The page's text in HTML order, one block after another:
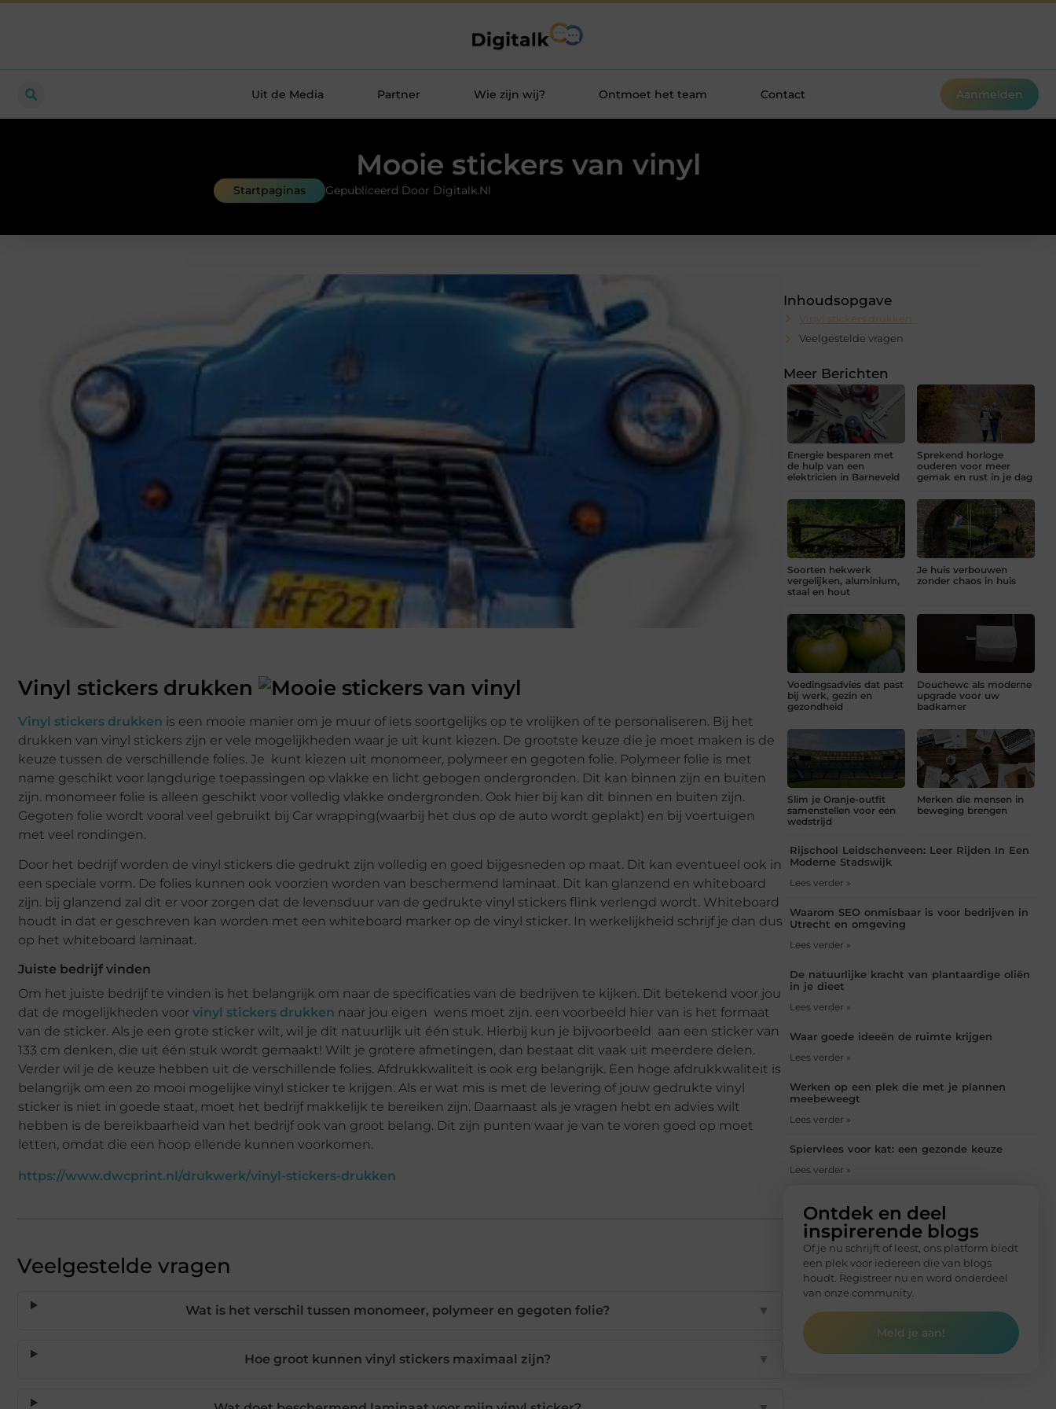
Uit de Media Partner Wie zijn wij? Ontmoet het team Contact Aanmelden
Mooie stickers van vinyl
Startpaginas Gepubliceerd Door Digitalk.nl
Vinyl stickers drukken
Vinyl stickers drukken is een mooie manier om je muur of iets soortgelijks op te vrolijken of te personaliseren. Bij het
drukken van vinyl stickers zijn er vele mogelijkheden waar je uit kunt kiezen. De grootste keuze die je moet maken is de
keuze tussen de verschillende folies. Je kunt kiezen uit monomeer, polymeer en gegoten folie. Polymeer folie is met
name geschikt voor langdurige toepassingen op vlakke en licht gebogen ondergronden. Dit kan binnen zijn en buiten
zijn. monomeer folie is alleen geschikt voor volledig vlakke ondergronden. Ook hier bij kan dit binnen en buiten zijn.
Gegoten folie wordt vooral veel gebruikt bij Car wrapping(waarbij het dus op de auto wordt geplakt) en bij voertuigen
met veel rondingen.
Door het bedrijf worden de vinyl stickers die gedrukt zijn volledig en goed bijgesneden op maat. Dit kan eventueel ook in
een speciale vorm. De folies kunnen ook voorzien worden van beschermend laminaat. Dit kan glanzend en whiteboard
zijn. bij glanzend zal dit er voor zorgen dat de levensduur van de gedrukte vinyl stickers flink verlengd wordt. Whiteboard
houdt in dat er geschreven kan worden met een whiteboard marker op de vinyl sticker. In werkelijkheid schrijf je dan dus
op het whiteboard laminaat.
Juiste bedrijf vinden
Om het juiste bedrijf te vinden is het belangrijk om naar de specificaties van de bedrijven te kijken. Dit betekend voor jou
dat de mogelijkheden voor vinyl stickers drukken naar jou eigen wens moet zijn. een voorbeeld hier van is het formaat
van de sticker. Als je een grote sticker wilt, wil je dit natuurlijk uit één stuk. Hierbij kun je bijvoorbeeld aan een sticker van
133 cm denken, die uit één stuk wordt gemaakt! Wilt je grotere afmetingen, dan bestaat dit vaak uit meerdere delen.
Verder wil je de keuze hebben uit de verschillende folies. Afdrukkwaliteit is ook erg belangrijk. Een hoge afdrukkwaliteit is
belangrijk om een zo mooi mogelijke vinyl sticker te krijgen. Als er wat mis is met de levering of jouw gedrukte vinyl
sticker is niet in goede staat, moet het bedrijf makkelijk te bereiken zijn. Daarnaast als je vragen hebt en advies wilt
hebben is de bereikbaarheid van het bedrijf ook van groot belang. Dit zijn punten waar je van te voren goed op moet
letten, omdat die een hoop ellende kunnen voorkomen.
https://www.dwcprint.nl/drukwerk/vinyl-stickers-drukken
Veelgestelde vragen
Wat is het verschil tussen monomeer, polymeer en gegoten folie? ▼
Hoe groot kunnen vinyl stickers maximaal zijn? ▼
Inhoudsopgave
Vinyl stickers drukken
Veelgestelde vragen
Meer Berichten
Energie besparen met
de hulp van een
elektricien in Barneveld
Sprekend horloge
ouderen voor meer
gemak en rust in je dag
Soorten hekwerk
vergelijken, aluminium,
staal en hout
Je huis verbouwen
zonder chaos in huis
Voedingsadvies dat past
bij werk, gezin en
gezondheid
Douchewc als moderne
upgrade voor uw
badkamer
Slim je Oranje-outfit
samenstellen voor een
wedstrijd
Merken die mensen in
beweging brengen
Rijschool Leidschenveen: Leer Rijden In Een
Moderne Stadswijk
Lees verder »
Waarom SEO onmisbaar is voor bedrijven in
Utrecht en omgeving
Lees verder »
De natuurlijke kracht van plantaardige oliën
in je dieet
Lees verder »
Waar goede ideeën de ruimte krijgen
Lees verder »
Werken op een plek die met je plannen
meebeweegt
Lees verder »
Spiervlees voor kat: een gezonde keuze
Lees verder »
Ontdek en deel
inspirerende blogs
Of je nu schrijft of leest, ons platform biedt
een plek voor iedereen die van blogs
houdt. Registreer nu en word onderdeel
van onze community.
Meld je aan!